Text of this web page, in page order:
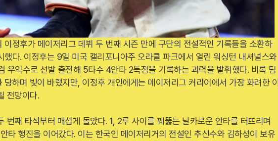
이정후가 메이저리그 데뷔 두 번째 시즌 만에 구단의 전설적인 기록들을 소환하
했다. 이정후는 9일 미국 캘리포니아주 오라클 파크에서 열린 워싱턴 내셔널스와
우익수로 선발 출전해 5타수 4안타 2득점을 기록하는 괴력을 발휘했다. 비록 팀
하며 빛이 바랬지만, 이정후 개인에게는 메이저리그 커리어에서 가장 화려한 이
전망이다.
번째 타석부터 매섭게 돌았다. 1, 2루 사이를 꿰뚫는 날카로운 안타를 터뜨리며
타 행진을 이어갔다. 이는 한국인 메이저리거의 전설인 추신수와 김하성이 보유